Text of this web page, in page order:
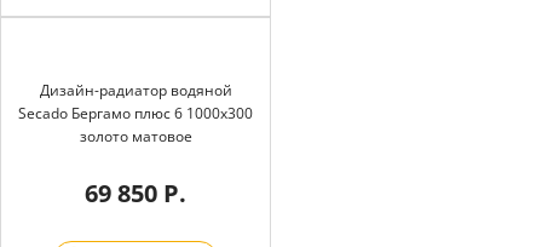
Дизайн-радиатор водяной
Secado Бергамо плюс 6 1000x300
золото матовое
69 850 Р.